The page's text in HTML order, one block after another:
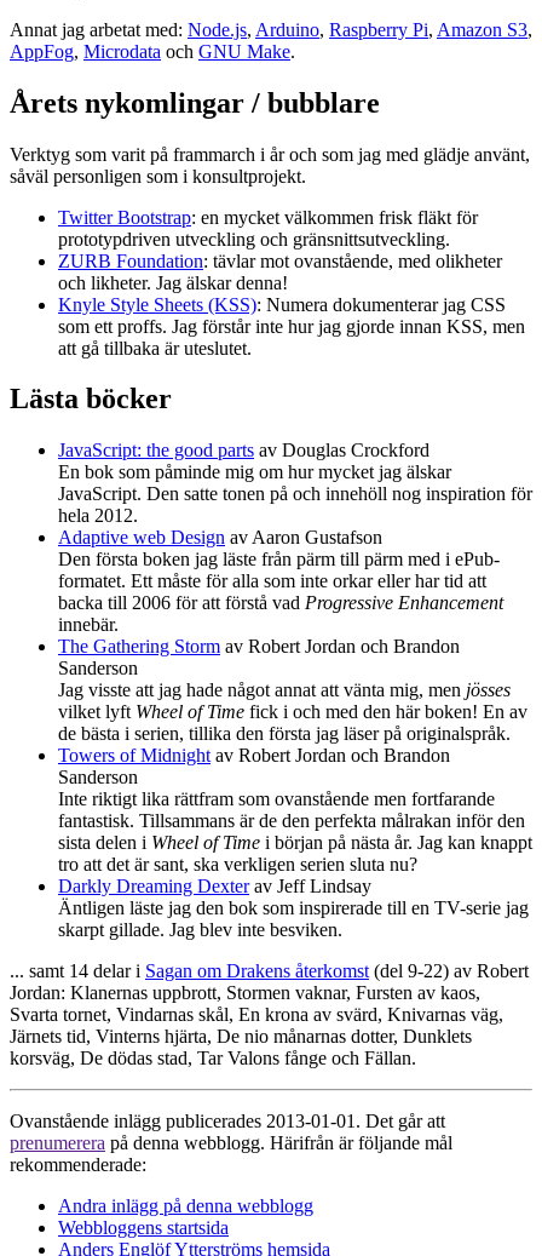
Annat jag arbetat med: Node.js, Arduino, Raspberry Pi, Amazon S3,
AppFog, Microdata och GNU Make.
Årets nykomlingar / bubblare
Verktyg som varit på frammarch i år och som jag med glädje använt,
såväl personligen som i konsultprojekt.
Twitter Bootstrap: en mycket välkommen frisk fläkt för
prototypdriven utveckling och gränsnittsutveckling.
ZURB Foundation: tävlar mot ovanstående, med olikheter
och likheter. Jag älskar denna!
Knyle Style Sheets (KSS): Numera dokumenterar jag CSS
som ett proffs. Jag förstår inte hur jag gjorde innan KSS, men
att gå tillbaka är uteslutet.
Lästa böcker
JavaScript: the good parts av Douglas Crockford
En bok som påminde mig om hur mycket jag älskar
JavaScript. Den satte tonen på och innehöll nog inspiration för
hela 2012.
Adaptive web Design av Aaron Gustafson
Den första boken jag läste från pärm till pärm med i ePub-
formatet. Ett måste för alla som inte orkar eller har tid att
backa till 2006 för att förstå vad Progressive Enhancement
innebär.
The Gathering Storm av Robert Jordan och Brandon
Sanderson
Jag visste att jag hade något annat att vänta mig, men jösses
vilket lyft Wheel of Time fick i och med den här boken! En av
de bästa i serien, tillika den första jag läser på originalspråk.
Towers of Midnight av Robert Jordan och Brandon
Sanderson
Inte riktigt lika rättfram som ovanstående men fortfarande
fantastisk. Tillsammans är de den perfekta målrakan inför den
sista delen i Wheel of Time i början på nästa år. Jag kan knappt
tro att det är sant, ska verkligen serien sluta nu?
Darkly Dreaming Dexterav Jeff Lindsay
Äntligen läste jag den bok som inspirerade till en TV-serie jag
skarpt gillade. Jag blev inte besviken.
... samt 14 delar i Sagan om Drakens återkomst (del 9-22) av Robert
Jordan: Klanernas uppbrott, Stormen vaknar, Fursten av kaos,
Svarta tornet, Vindarnas skål, En krona av svärd, Knivarnas väg,
Järnets tid, Vinterns hjärta, De nio månarnas dotter, Dunklets
korsväg, De dödas stad, Tar Valons fånge och Fällan.
Ovanstående inlägg publicerades 2013-01-01. Det går att
prenumerera på denna webblogg. Härifrån är följande mål
rekommenderade:
Andra inlägg på denna webblogg
Webbloggens startsida
Anders Englöf Ytterströms hemsida